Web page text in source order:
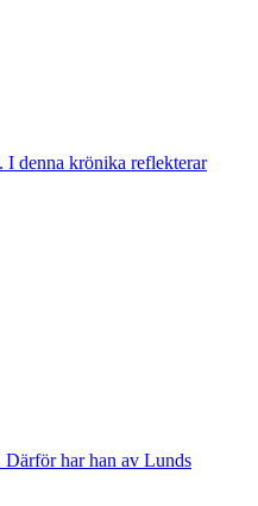
I denna krönika reflekterar
Därför har han av Lunds